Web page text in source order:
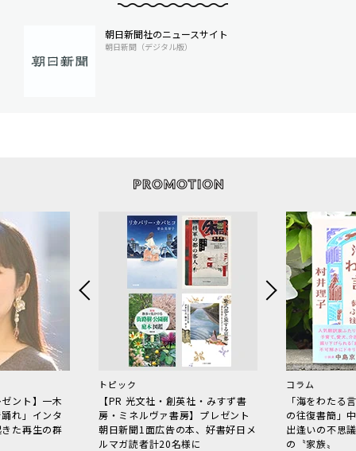
朝日新聞社のニュースサイト
朝日新聞（デジタル版）
ント】一木
れ」インタ
た再生の群
トピック
【PR 光文社・創英社・みすず書
房・ミネルヴァ書房】プレゼント
朝日新聞1面広告の本、好書好日メ
ルマガ読者計20名様に
コラム
「海をわた
の往復書簡」
出逢いの不思
の〝家族〟